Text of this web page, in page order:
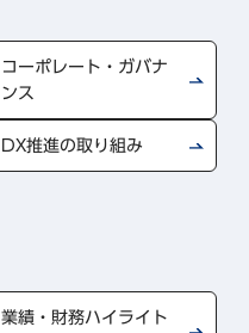
コーポレート・ガバナ
ンス
DX推進の取り組み
業績・財務ハイライト